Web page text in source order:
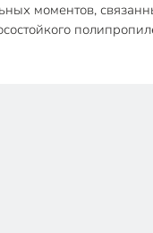
моментов,